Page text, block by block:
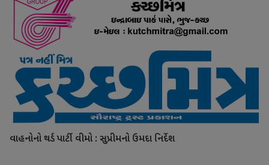
વાહનોનો થર્ડ પાર્ટી વીમો : સુપ્રીમનો ઉમદા નિર્દેશ